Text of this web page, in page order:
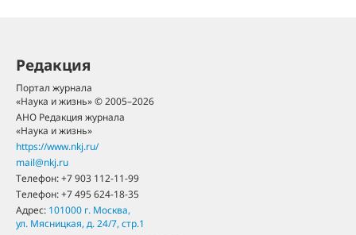
Редакция
Портал журнала
«Наука и жизнь» © 2005–2026
АНО Редакция журнала
«Наука и жизнь»
https://www.nkj.ru/
mail@nkj.ru
Телефон:+7 903 112-11-99
Телефон:+7 495 624-18-35
Адрес: 101000 г. Москва,
ул. Мясницкая, д. 24/7, стр.1